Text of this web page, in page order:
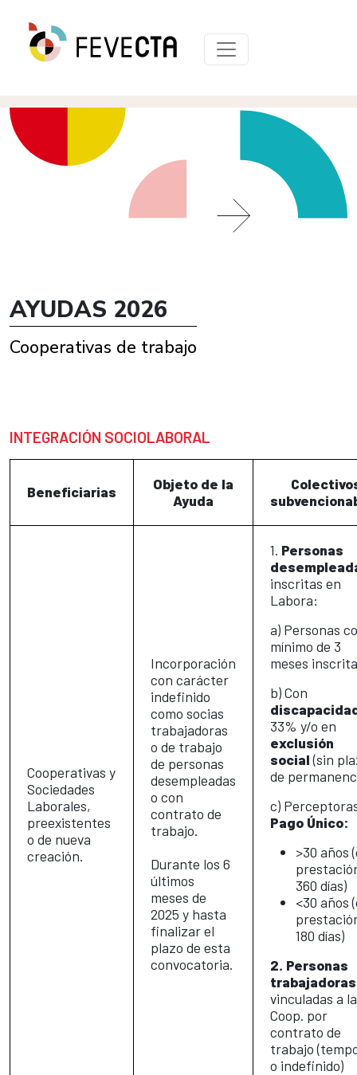
AYUDAS 2026
Cooperativas de trabajo
INTEGRACIÓN SOCIOLABORAL
Beneficiarias
Objeto de la
Ayuda
Cooperativas y
Sociedades
Laborales,
preexistentes
o de nueva
creación.
Incorporación
con carácter
indefinido
como socias
trabajadoras
o de trabajo
de personas
desempleadas
o con
contrato de
trabajo.
Durante los 6
últimos
meses de
2025 y hasta
finalizar el
plazo de esta
convocatoria.
1. Personas
inscritas en
Labora:
a) Personas
mínimo de 3
meses
b) Con
33% y/o en
exclusión
social(sin
de
c)
Pago Único:
>30 años
360 días)
<30 años
180 días)
2. Personas
trabajadoras
vinculadas a la
Coop. por
contrato de
trabajo
o indefinido)